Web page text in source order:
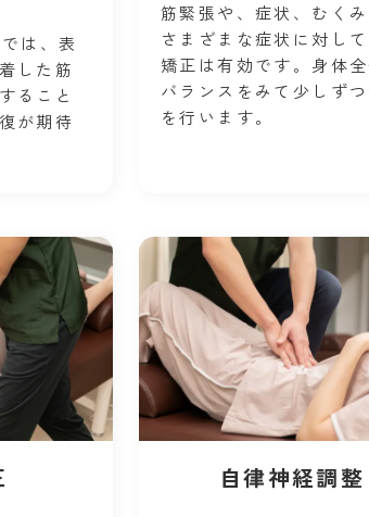
は、表
した筋
ること
が期待
筋緊張や、症状、むく
さまざまな症状に対し
矯正は有効です。身体
バランスをみて少しず
を行います。
自律神経調整